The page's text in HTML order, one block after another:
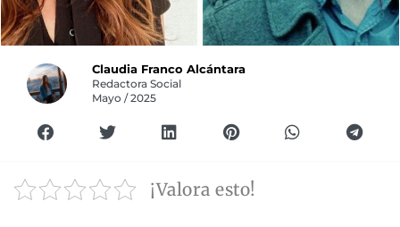
Claudia Franco Alcántara
Redactora Social
Mayo / 2025
¡Valora esto!